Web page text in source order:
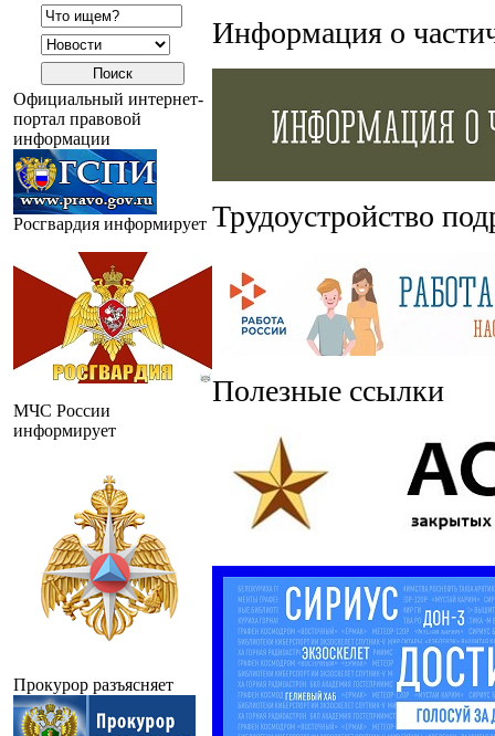
Официальный интернет-
портал правовой
информации
Росгвардия информирует
МЧС России
информирует
Прокурор разъясняет
Информация о
Трудоустройство
Полезные ссылки